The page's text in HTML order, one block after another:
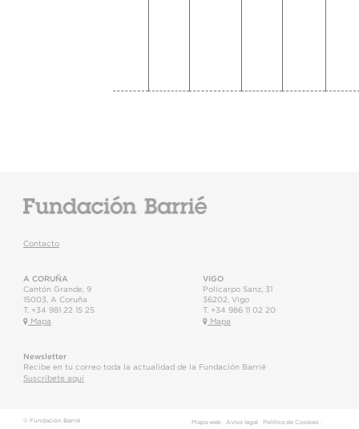
Contacto
A CORUÑA
Cantón Grande, 9
15003
A Coruña
T. +34 981 22 15 25
Mapa
VIGO
Policarpo Sanz, 31
36202 Vigo
T. +34 986 11 02 20
Mapa
Newsletter
Recibe en tu correo toda la actualidad de la Fundación Barrié
Suscríbete aquí
© Fundación Barrié Mapa web· Aviso legal · Política de Cookies ·